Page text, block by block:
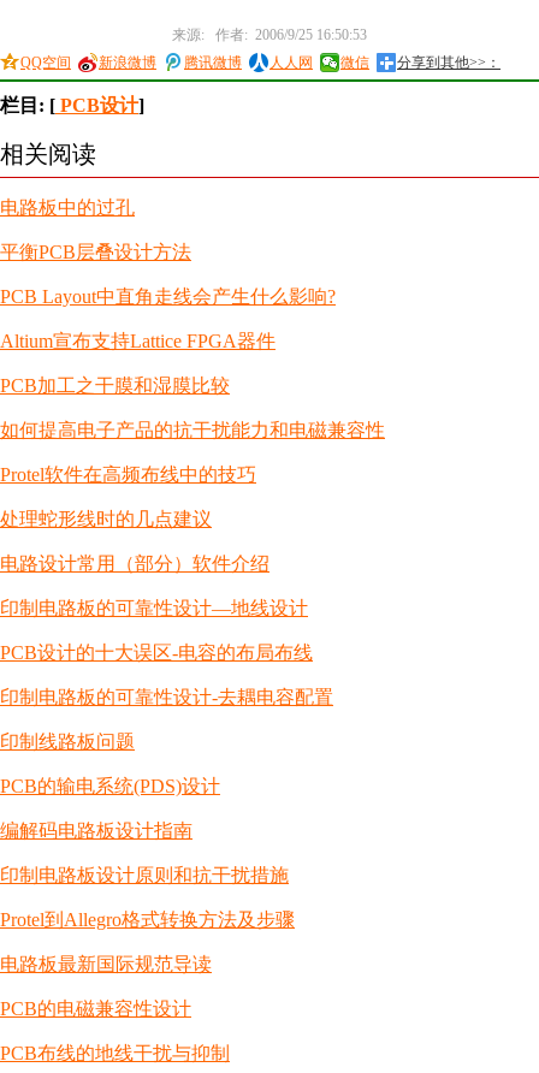
来源: 作者: 2006/9/25 16:50:53
QQ空间
新浪微博 腾讯微博 人人网 微信 分享到其他>>：
栏目: [ PCB设计]
相关阅读
电路板中的过孔
平衡PCB层叠设计方法
PCB Layout中直角走线会产生什么影响?
Altium宣布支持Lattice FPGA器件
PCB加工之干膜和湿膜比较
如何提高电子产品的抗干扰能力和电磁兼容性
Protel软件在高频布线中的技巧
处理蛇形线时的几点建议
电路设计常用（部分）软件介绍
印制电路板的可靠性设计—地线设计
PCB设计的十大误区-电容的布局布线
印制电路板的可靠性设计-去耦电容配置
印制线路板问题
PCB的输电系统(PDS)设计
编解码电路板设计指南
印制电路板设计原则和抗干扰措施
Protel到Allegro格式转换方法及步骤
电路板最新国际规范导读
PCB的电磁兼容性设计
PCB布线的地线干扰与抑制